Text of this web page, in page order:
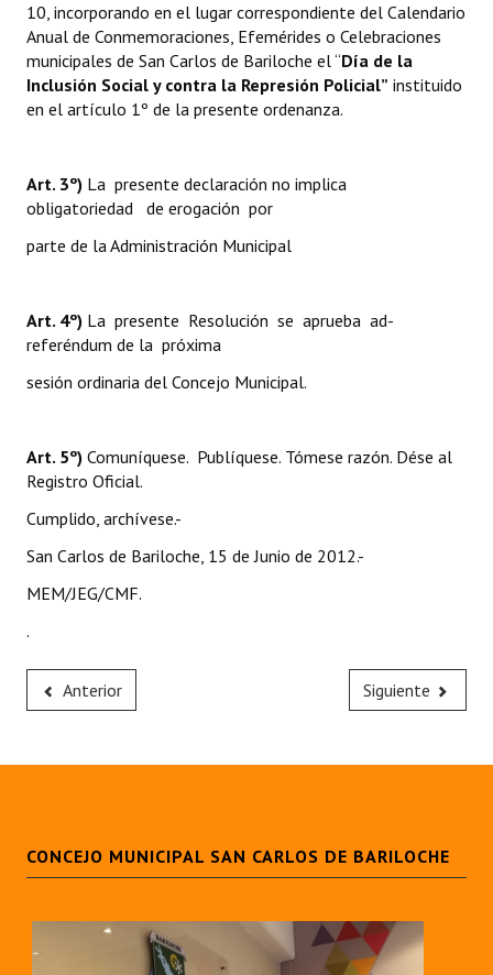
10, incorporando en el lugar correspondiente del Calendario
Anual de Conmemoraciones, Efemérides o Celebraciones
municipales de San Carlos de Bariloche el “Día de la
Inclusión Social y contra la Represión Policial” instituido
en el artículo 1º de la presente ordenanza.
Art. 3º) La presente declaración no implica
obligatoriedad de erogación por
parte de la Administración Municipal
Art. 4º) La presente Resolución se aprueba ad-
referéndum de la próxima
sesión ordinaria del Concejo Municipal.
Art. 5º) Comuníquese. Publíquese. Tómese razón. Dése al
Registro Oficial.
Cumplido, archívese.-
San Carlos de Bariloche, 15 de Junio de 2012.-
MEM/JEG/CMF.
.
Anterior Siguiente
CONCEJO MUNICIPAL SAN CARLOS DE BARILOCHE